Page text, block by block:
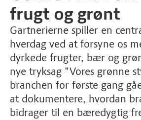
frugt og grønt
Gartnerierne spiller en
hverdag ved at forsyne os
dyrkede frugter, bær og
nye tryksag ”Vores grønne
branchen for første gang
at dokumentere, hvordan
bidrager til en bæredygtig